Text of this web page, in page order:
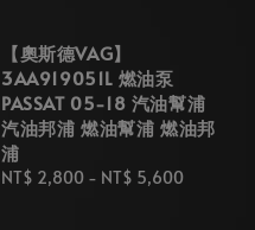
【奧斯德VAG】
3AA919051L 燃油泵
PASSAT 05-18 汽油幫浦
汽油邦浦 燃油幫浦 燃油邦
浦
Regular
NT$ 2,800 - NT$ 5,600